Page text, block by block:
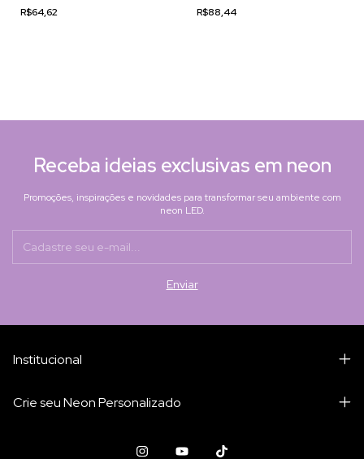
R$64,62
R$88,44
Receba ideias exclusivas em neon
Promoções, inspirações e novidades para transformar seu ambiente com
neon LED.
Institucional
Crie seu Neon Personalizado